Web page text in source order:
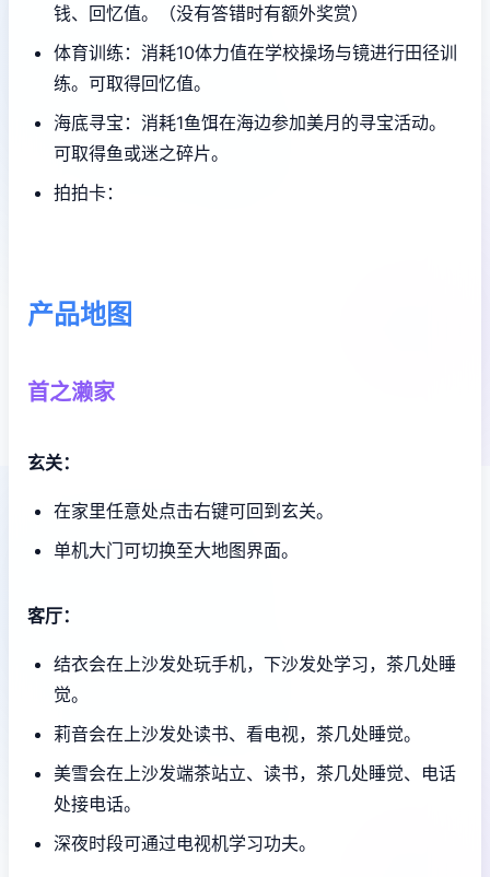
钱、回忆值。（没有答错时有额外奖赏）
体育训练：消耗10体力值在学校操场与镜进行田径训
练。可取得回忆值。
海底寻宝：消耗1鱼饵在海边参加美月的寻宝活动。
可取得鱼或迷之碎片。
拍拍卡：
产品地图
首之濑家
玄关：
在家里任意处点击右键可回到玄关。
单机大门可切换至大地图界面。
客厅：
结衣会在上沙发处玩手机，下沙发处学习，茶几处睡
觉。
莉音会在上沙发处读书、看电视，茶几处睡觉。
美雪会在上沙发端茶站立、读书，茶几处睡觉、电话
处接电话。
深夜时段可通过电视机学习功夫。